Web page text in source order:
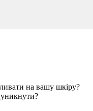
на вашу шкіру?